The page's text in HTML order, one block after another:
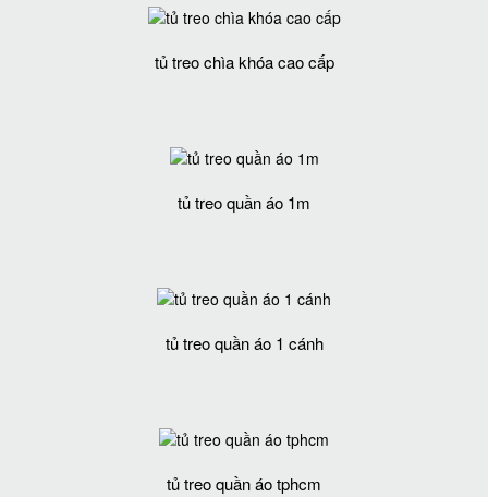
tủ treo chìa khóa cao cấp
tủ treo quần áo 1m
tủ treo quần áo 1 cánh
tủ treo quần áo tphcm